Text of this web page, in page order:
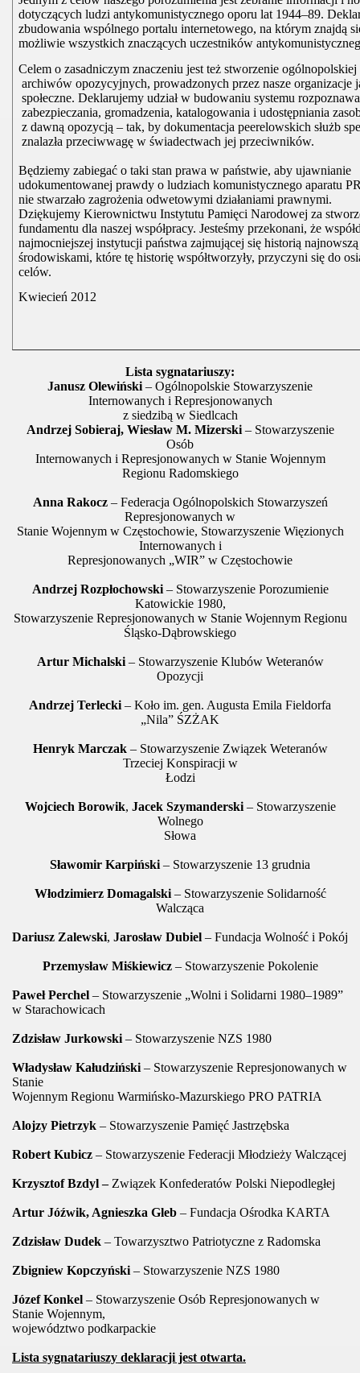
dotyczących ludzi antykomunistycznego oporu lat 1944–89.
zbudowania wspólnego portalu internetowego, na którym znajdą
możliwie wszystkich znaczących uczestników
Celem o zasadniczym znaczeniu jest też stworzenie ogólnopolskiej
archiwów opozycyjnych, prowadzonych przez nasze organizacje
społeczne. Deklarujemy udział w budowaniu systemu
zabezpieczania, gromadzenia, katalogowania i udostępniania
z dawną opozycją – tak, by dokumentacja peerelowskich służb
znalazła przeciwwagę w świadectwach jej przeciwników.
Będziemy zabiegać o taki stan prawa w państwie, aby ujawnianie
udokumentowanej prawdy o ludziach komunistycznego aparatu
nie stwarzało zagrożenia odwetowymi działaniami prawnymi.
Dziękujemy Kierownictwu Instytutu Pamięci Narodowej za
fundamentu dla naszej współpracy. Jesteśmy przekonani, że
najmocniejszej instytucji państwa zajmującej się historią najnowszą
środowiskami, które tę historię współtworzyły, przyczyni się do
celów.
Kwiecień 2012
Lista sygnatariuszy:
Janusz Olewiński – Ogólnopolskie Stowarzyszenie
Internowanych i Represjonowanych
z siedzibą w Siedlcach
Andrzej Sobieraj, Wiesław M. Mizerski– Stowarzyszenie
Osób
Internowanych i Represjonowanych w Stanie Wojennym
Regionu Radomskiego
Anna Rakocz– Federacja Ogólnopolskich Stowarzyszeń
Represjonowanych w
Stanie Wojennym w Częstochowie, Stowarzyszenie Więzionych
Internowanych i
Represjonowanych „WIR” w Częstochowie
Andrzej Rozpłochowski– Stowarzyszenie Porozumienie
Katowickie 1980,
Stowarzyszenie Represjonowanych w Stanie Wojennym Regionu
Śląsko-Dąbrowskiego
Artur Michalski– Stowarzyszenie Klubów Weteranów
Opozycji
Andrzej Terlecki – Koło im. gen. Augusta Emila Fieldorfa
„Nila” ŚZŻAK
Henryk Marczak– Stowarzyszenie Związek Weteranów
Trzeciej Konspiracji w
Łodzi
Wojciech Borowik, Jacek Szymanderski– Stowarzyszenie
Wolnego
Słowa
Sławomir Karpiński – Stowarzyszenie 13 grudnia
Włodzimierz Domagalski– Stowarzyszenie Solidarność
Walcząca
Dariusz Zalewski, Jarosław Dubiel – Fundacja Wolność i Pokój
Przemysław Miśkiewicz – Stowarzyszenie Pokolenie
Paweł Perchel – Stowarzyszenie „Wolni i Solidarni 1980–1989”
w Starachowicach
Zdzisław Jurkowski – Stowarzyszenie NZS 1980
Władysław Kałudziński – Stowarzyszenie Represjonowanych w
Stanie
Wojennym Regionu Warmińsko-Mazurskiego PRO PATRIA
Alojzy Pietrzyk – Stowarzyszenie Pamięć Jastrzębska
Robert Kubicz – Stowarzyszenie Federacji Młodzieży Walczącej
Krzysztof Bzdyl –Związek Konfederatów Polski Niepodległej
Artur Jóźwik, Agnieszka Gleb – Fundacja Ośrodka KARTA
Zdzisław Dudek – Towarzysztwo Patriotyczne z Radomska
Zbigniew Kopczyński – Stowarzyszenie NZS 1980
Józef Konkel – Stowarzyszenie Osób Represjonowanych w
Stanie Wojennym,
województwo podkarpackie
Lista sygnatariuszy deklaracji jest otwarta.